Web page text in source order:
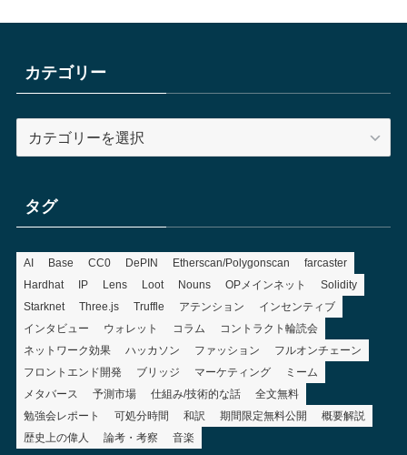
カテゴリー
テ
ー
タグ
AI Base CC0 DePIN Etherscan/Polygonscan
farcaster
Hardhat
IP Lens Loot Nouns OPメインネット
Solidity
Starknet
Three.js Truffle アテンション
インセンティブ
インタビュー
ウォレット コラム
コントラクト輪読会
ネットワーク効果
ハッカソン ファッション
フルオンチェーン
フロントエンド開発
ブリッジ マーケティング
ミーム
メタバース
予測市場 仕組み/技術的な話
全文無料
勉強会レポート
可処分時間 和訳 期間限定無料公開
概要解説
歴史上の偉人
論考・考察 音楽